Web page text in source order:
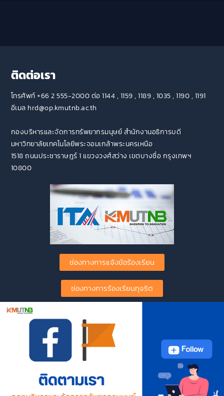
ติดต่อเรา
โทรศัพท์ +66 2 555-2000 ต่อ 1144 , 1159 , 1189 , 1035 , 1190 , 1191
อีเมล hrd@op.kmutnb.ac.th
กองบริหารและจัดการทรัพยากรมนุษย์ สำนักงานอธิการบดี
มหาวิทยาลัยเทคโนโลยีพระจอมเกล้าพระนครเหนือ
1518 ถนนประชาราษฎร์ 1 แขวงวงศ์สว่าง เขตบางซื่อ กรุงเทพฯ
10800
ช่องทางการแจ้งข้อร้องเรียน
ช่องทางการร้องเรียนทุจริต